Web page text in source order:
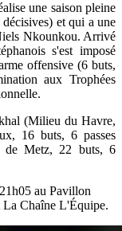
une saison pleine
décisives) et qui a une
Nkounkou. Arrivé
s'est imposé
offensive (6 buts,
aux Trophées
(Milieu du Havre,
16 buts, 6 passes
de Metz, 22 buts, 6
au Pavillon
La Chaîne L'Équipe.